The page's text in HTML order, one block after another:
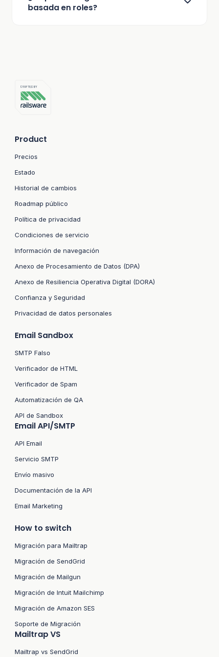
Funcionalidad multi-tenant
basada en roles?
Product
Precios
Estado
Historial de cambios
Roadmap público
Política de privacidad
Condiciones de servicio
Información de navegación
Anexo de Procesamiento de Datos (DPA)
Anexo de Resiliencia Operativa Digital (DORA)
Confianza y Seguridad
Privacidad de datos personales
Email Sandbox
SMTP Falso
Verificador de HTML
Verificador de Spam
Automatización de QA
API de Sandbox
Email API/SMTP
API Email
Servicio SMTP
Envío masivo
Documentación de la API
Email Marketing
How to switch
Migración para Mailtrap
Migración de SendGrid
Migración de Mailgun
Migración de Intuit Mailchimp
Migración de Amazon SES
Soporte de Migración
Mailtrap VS
Mailtrap vs SendGrid